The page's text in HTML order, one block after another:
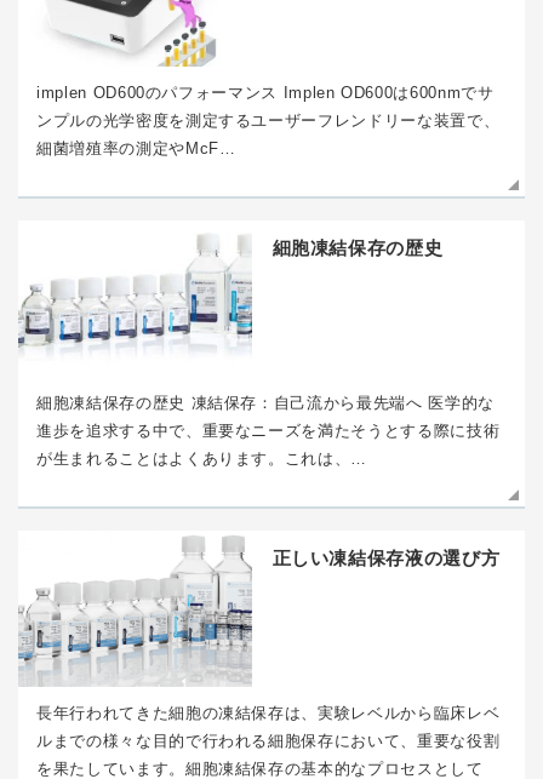
implen OD600のパフォーマンス Implen OD600は600nmでサ
ンプルの光学密度を測定するユーザーフレンドリーな装置で、
細菌増殖率の測定やMcF…
細胞凍結保存の歴史
細胞凍結保存の歴史 凍結保存：自己流から最先端へ 医学的な
進歩を追求する中で、重要なニーズを満たそうとする際に技術
が生まれることはよくあります。これは、…
正しい凍結保存液の選び方
長年行われてきた細胞の凍結保存は、実験レベルから臨床レベ
ルまでの様々な目的で行われる細胞保存において、重要な役割
を果たしています。細胞凍結保存の基本的なプロセスとして